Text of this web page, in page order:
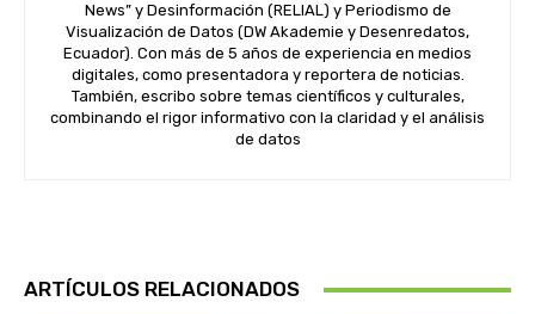
News” y Desinformación (RELIAL) y Periodismo de
Visualización de Datos (DW Akademie y Desenredatos,
Ecuador). Con más de 5 años de experiencia en medios
digitales, como presentadora y reportera de noticias.
También, escribo sobre temas científicos y culturales,
combinando el rigor informativo con la claridad y el análisis
de datos
ARTÍCULOS RELACIONADOS